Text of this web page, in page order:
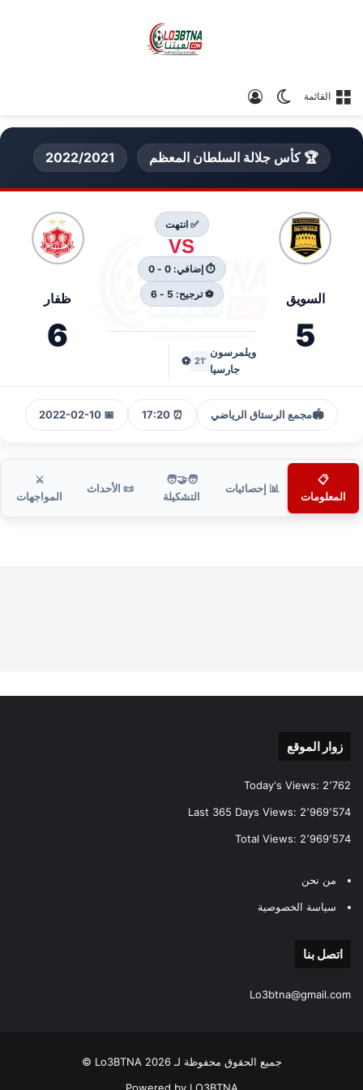
القائمة الوضع المظلم
🏆 كأس جلالة السلطان المعظم 2022/2021
السويق
5
✅ انتهت
VS
⏱ إضافي: 0 - 0
⚽ ترجيح: 5 - 6
ويلمرسون
جارسيا
'21
⚽
ظفار
6
🏟️مجمع الرستاق الرياضي ⏰ 17:20
📅 2022-02-10
📋
المعلومات
📊 إحصائيات
🧑‍🤝‍🧑
التشكيلة
📜 الأحداث
⚔️
المواجهات
زوار الموقع
Today's Views: 2٬762
Last 365 Days Views: 2٬969٬574
Total Views: 2٬969٬574
من نحن
سياسة الخصوصية
اتصل بنا
Lo3btna@gmail.com
جميع الحقوق محفوظة لـ Lo3BTNA 2026 ©